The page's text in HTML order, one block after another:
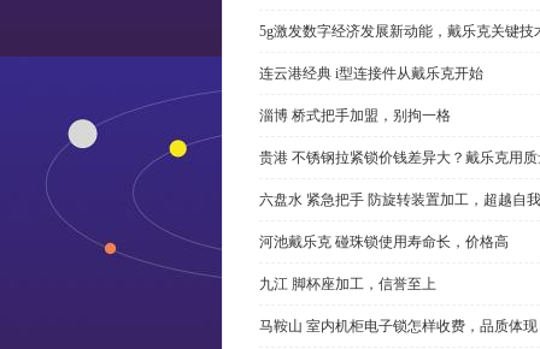
5g激发数字经济发展新动能，戴乐克关键技
连云港经典 i型连接件从戴乐克开始
淄博 桥式把手加盟，别拘一格
贵港 不锈钢拉紧锁价钱差异大？戴乐克用
六盘水 紧急把手 防旋转装置加工，超越自我
河池戴乐克 碰珠锁使用寿命长，价格高
九江 脚杯座加工，信誉至上
马鞍山 室内机柜电子锁怎样收费，品质体现